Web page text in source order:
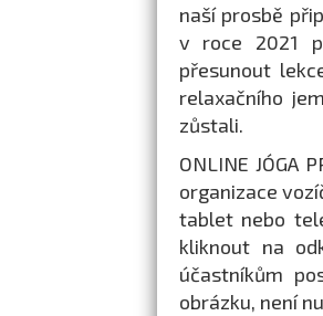
naší prosbě
v roce 2021
přesunout
relaxačního
zůstali.
ONLINE JÓGA
organizace
tablet nebo
kliknout na
účastníkům
obrázku, není